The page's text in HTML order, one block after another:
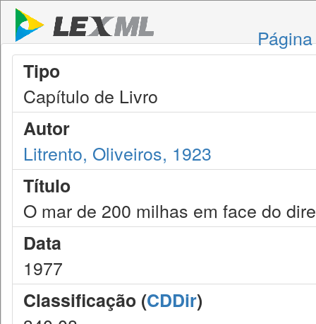
Tipo
Capítulo de Livro
Autor
Litrento, Oliveiros, 1923
Título
O mar de 200 milhas em face do
Data
1977
Classificação (CDDir)